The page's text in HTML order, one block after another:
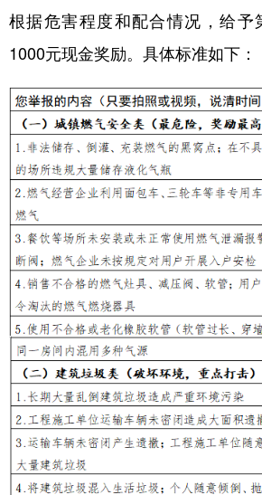
根据危害程度和配合情况，给予
1000元现金奖励。具体标准如下：